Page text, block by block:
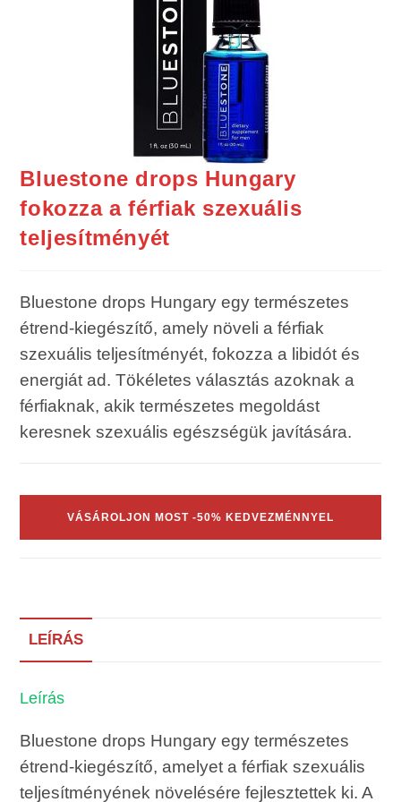
Bluestone drops Hungary
fokozza a férfiak szexuális
teljesítményét
Bluestone drops Hungary egy természetes
étrend-kiegészítő, amely növeli a férfiak
szexuális teljesítményét, fokozza a libidót és
energiát ad. Tökéletes választás azoknak a
férfiaknak, akik természetes megoldást
keresnek szexuális egészségük javítására.
VÁSÁROLJON MOST -50% KEDVEZMÉNNYEL
LEÍRÁS
Leírás
Bluestone drops Hungary egy természetes
étrend-kiegészítő, amelyet a férfiak szexuális
teljesítményének növelésére fejlesztettek ki. A